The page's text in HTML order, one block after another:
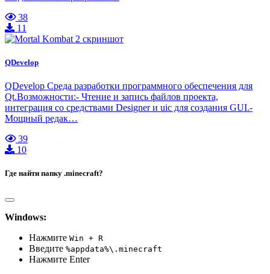
38
11
QDevelop
QDevelop Среда разработки программного обеспечения для
Qt.Возможности:- Чтение и запись файлов проекта,
интеграция со средствами Designer и uic для создания GUI.-
Мощный редак…
39
10
Где найти папку .minecraft?
Windows:
Нажмите Win + R
Введите %appdata%\.minecraft
Нажмите Enter